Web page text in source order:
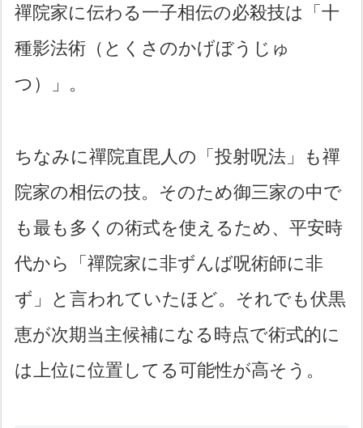
禪院家に伝わる一子相伝の必殺技は「十
種影法術（とくさのかげぼうじゅ
つ）」。
ちなみに禪院直毘人の「投射呪法」も禪
院家の相伝の技。そのため御三家の中で
も最も多くの術式を使えるため、平安時
代から「禪院家に非ずんば呪術師に非
ず」と言われていたほど。それでも伏黒
恵が次期当主候補になる時点で術式的に
は上位に位置してる可能性が高そう。